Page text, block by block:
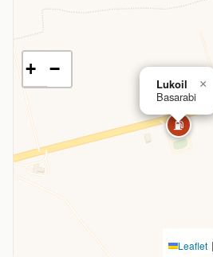
⛽
Lukoil
Basarabi
×
+ −
Leaflet |